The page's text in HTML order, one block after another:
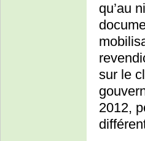
qu’au
sur le
2012,